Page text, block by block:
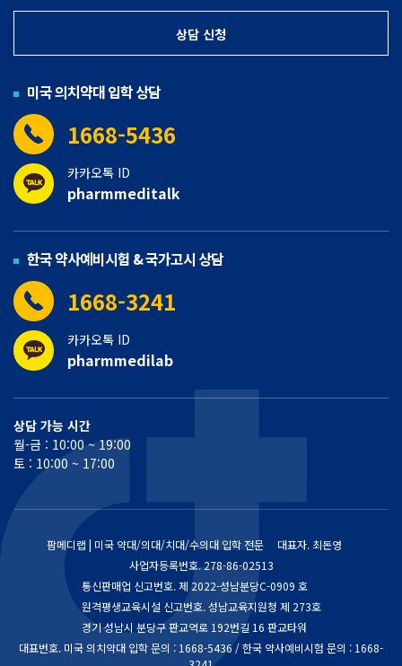
상담 신청
미국 의치약대 입학 상담
1668-5436
카카오톡 ID
pharmmeditalk
한국 약사예비시험 & 국가고시 상담
1668-3241
카카오톡 ID
pharmmedilab
상담 가능 시간
월-금 : 10:00 ~ 19:00
토 : 10:00 ~ 17:00
팜메디랩 | 미국 약대/의대/치대/수의대 입학 전문
대표자. 최돈영
사업자등록번호.278-86-02513
통신판매업 신고번호.제 2022-성남분당C-0909 호
원격평생교육시설 신고번호. 성남교육지원청 제 273호
경기 성남시 분당구 판교역로 192번길 16 판교타워
대표번호. 미국 의치약대 입학 문의 : 1668-5436 / 한국 약사예비시험 문의 : 1668-